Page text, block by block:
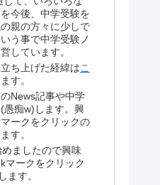
今後、中学受験を
親の方々に少しで
う事で中学受験ノ
しています。
ち上げた経緯はこ
す。
News記事や中学
愚痴w)します。興
ークをクリックの
す。
めましたので興味
マークをクリック
ます。